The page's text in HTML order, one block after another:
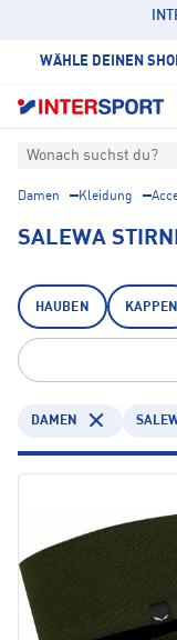
WÄHLE DEINEN
Wonach suchst du?
Damen Kleidung
SALEWA
HAUBEN KAPPEN
DAMEN